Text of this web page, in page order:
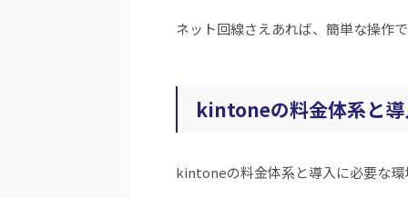
ネット回線さえあれば、簡単な操作
kintoneの料金体系と導
kintoneの料金体系と導入に必要な